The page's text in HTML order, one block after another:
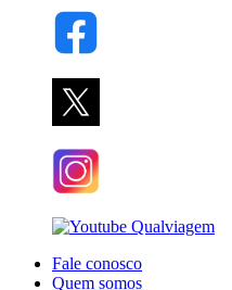
Fale conosco
Quem somos